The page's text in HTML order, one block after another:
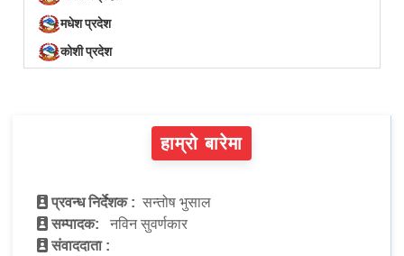
मधेश प्रदेश
कोशी प्रदेश
हाम्रो बारेमा
प्रवन्ध निर्देशक : सन्तोष भुसाल
सम्पादक:
नविन सुवर्णकार
संवाददाता :